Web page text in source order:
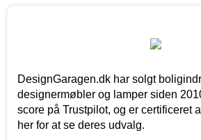
DesignGaragen.dk har solgt
designermøbler og lamper siden
score på Trustpilot, og er certificeret
her for at se deres udvalg.